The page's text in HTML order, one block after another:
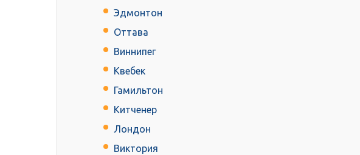
Эдмонтон
Оттава
Виннипег
Квебек
Гамильтон
Китченер
Лондон
Виктория